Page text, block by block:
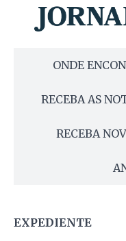
ONDE
RECEBA AS
RECEBA
EXPEDIENTE